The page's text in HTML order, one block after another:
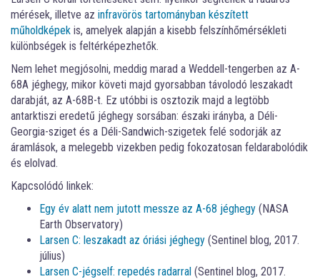
mérések, illetve az infravörös tartományban készített
műholdképek is, amelyek alapján a kisebb felszínhőmérsékleti
különbségek is feltérképezhetők.
Nem lehet megjósolni, meddig marad a Weddell-tengerben az A-
68A jéghegy, mikor követi majd gyorsabban távolodó leszakadt
darabját, az A-68B-t. Ez utóbbi is osztozik majd a legtöbb
antarktiszi eredetű jéghegy sorsában: északi irányba, a Déli-
Georgia-sziget és a Déli-Sandwich-szigetek felé sodorják az
áramlások, a melegebb vizekben pedig fokozatosan feldarabolódik
és elolvad.
Kapcsolódó linkek:
Egy év alatt nem jutott messze az A-68 jéghegy (NASA
Earth Observatory)
Larsen C: leszakadt az óriási jéghegy (Sentinel blog, 2017.
július)
Larsen C-jégself: repedés radarral (Sentinel blog, 2017.